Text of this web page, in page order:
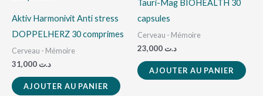
Aktiv Harmonivit Anti stress
DOPPELHERZ 30 comprimes
Cerveau - Mémoire
د.ت
AJOUTER AU PANIER
Tauri-Mag BIOHEALTH 30
capsules
Cerveau - Mémoire
د.ت
AJOUTER AU PANIER